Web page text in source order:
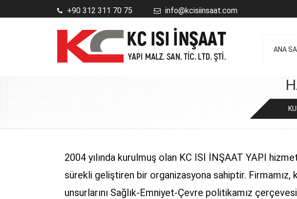
+90 312 311 70 75 info@kcisiinsaat.com
ANA
2004 yılında kurulmuş olan KC ISI İNŞAAT YAPI
sürekli geliştiren bir organizasyona sahiptir.
unsurlarını Sağlık-Emniyet-Çevre politikamız